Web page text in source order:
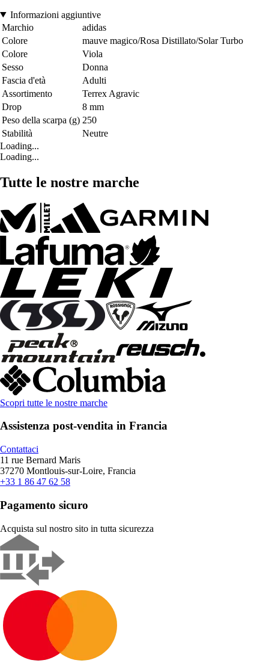
Informazioni aggiuntive
Marchio
adidas
Colore
mauve magico/Rosa Distillato/Solar Turbo
Colore
Viola
Sesso
Donna
Fascia d'età
Adulti
Assortimento
Terrex Agravic
Drop
8 mm
Peso della scarpa (g) 250
Stabilità
Neutre
Loading...
Loading...
Tutte le nostre marche
Scopri tutte le nostre marche
Assistenza post-vendita in Francia
Contattaci
11 rue Bernard Maris
37270 Montlouis-sur-Loire, Francia
+33 1 86 47 62 58
Pagamento sicuro
Acquista sul nostro sito in tutta sicurezza